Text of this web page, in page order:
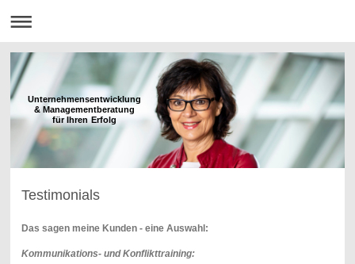
Unternehmensentwicklung
& Managementberatung
für Ihren Erfolg
Testimonials
Das sagen meine Kunden - eine Auswahl:
Kommunikations- und Konflikttraining: